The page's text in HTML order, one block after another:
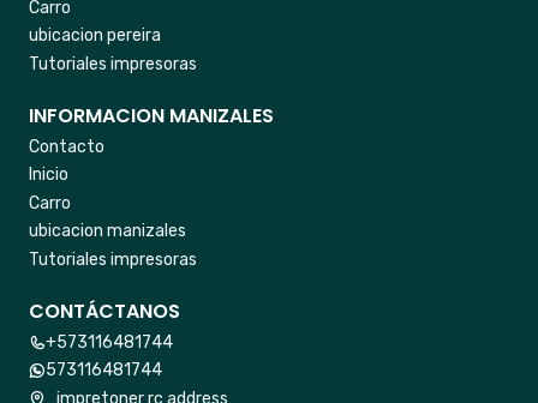
Carro
ubicacion pereira
Tutoriales impresoras
INFORMACION MANIZALES
Contacto
Inicio
Carro
ubicacion manizales
Tutoriales impresoras
CONTÁCTANOS
+573116481744
573116481744
impretoner rc address